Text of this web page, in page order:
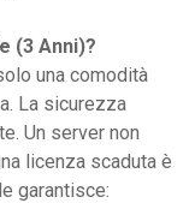
(3 Anni)?
una comodità
La sicurezza
Un server non
licenza scaduta è
garantisce: